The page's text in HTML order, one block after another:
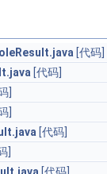
[代码]
[代码]
]
]
[代码]
]